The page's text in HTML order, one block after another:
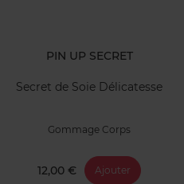
PIN UP SECRET
Secret de Soie Délicatesse
Gommage Corps
12,00 € Ajouter